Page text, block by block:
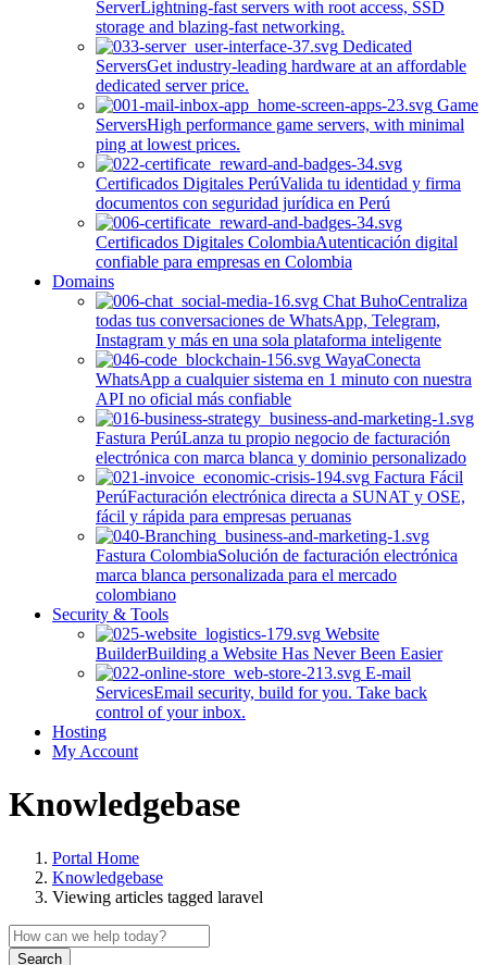
ServerLightning-fast servers with root access, SSD
storage and blazing-fast networking.
Dedicated
ServersGet industry-leading hardware at an affordable
dedicated server price.
Game
ServersHigh performance game servers, with minimal
ping at lowest prices.
Certificados Digitales PerúValida tu identidad y firma
documentos con seguridad jurídica en Perú
Certificados Digitales ColombiaAutenticación digital
confiable para empresas en Colombia
Domains
Chat BuhoCentraliza
todas tus conversaciones de WhatsApp, Telegram,
Instagram y más en una sola plataforma inteligente
WayaConecta
WhatsApp a cualquier sistema en 1 minuto con nuestra
API no oficial más confiable
Fastura PerúLanza tu propio negocio de facturación
electrónica con marca blanca y dominio personalizado
Factura Fácil
PerúFacturación electrónica directa a SUNAT y OSE,
fácil y rápida para empresas peruanas
Fastura ColombiaSolución de facturación electrónica
marca blanca personalizada para el mercado
colombiano
Security & Tools
Website
BuilderBuilding a Website Has Never Been Easier
E-mail
ServicesEmail security, build for you. Take back
control of your inbox.
Hosting
My Account
Knowledgebase
Portal Home
Knowledgebase
Viewing articles tagged laravel
Search